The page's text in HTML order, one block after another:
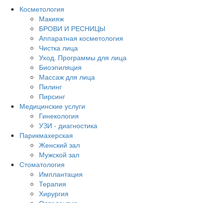
Косметология
Макияж
БРОВИ И РЕСНИЦЫ
Аппаратная косметология
Чистка лица
Уход. Программы для лица
Биоэпиляция
Массаж для лица
Пилинг
Пирсинг
Медицинские услуги
Гинекология
УЗИ - диагностика
Парикмахерская
Женский зал
Мужской зал
Стоматология
Имплантация
Терапия
Хирургия